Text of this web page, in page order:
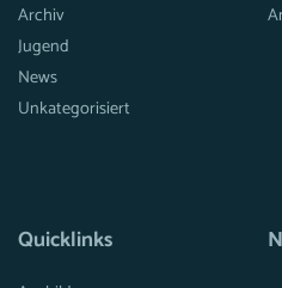
Archiv
Jugend
News
Unkategorisiert
Quicklinks